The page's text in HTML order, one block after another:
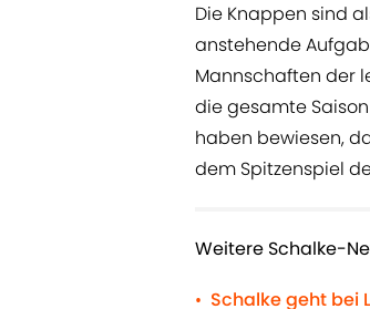
Die Knappen sind
anstehende
Mannschaften der
die gesamte
haben bewiesen,
dem Spitzenspiel
Weitere Schalke-
• Schalke geht bei